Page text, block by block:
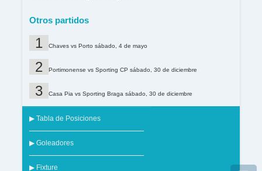
Otros partidos
Chaves vs Porto sábado, 4 de mayo
Portimonense vs Sporting CP sábado, 30 de diciembre
Casa Pia vs Sporting Braga sábado, 30 de diciembre
▶ Tabla de Posiciones
▶ Goleadores
▶ Fixture